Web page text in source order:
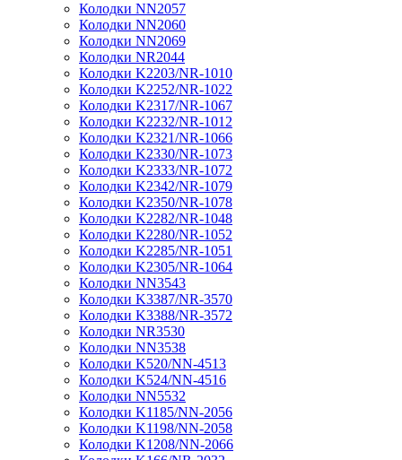
Колодки NN2057
Колодки NN2060
Колодки NN2069
Колодки NR2044
Колодки K2203/NR-1010
Колодки K2252/NR-1022
Колодки K2317/NR-1067
Колодки K2232/NR-1012
Колодки K2321/NR-1066
Колодки K2330/NR-1073
Колодки K2333/NR-1072
Колодки K2342/NR-1079
Колодки K2350/NR-1078
Колодки K2282/NR-1048
Колодки K2280/NR-1052
Колодки K2285/NR-1051
Колодки K2305/NR-1064
Колодки NN3543
Колодки K3387/NR-3570
Колодки K3388/NR-3572
Колодки NR3530
Колодки NN3538
Колодки K520/NN-4513
Колодки K524/NN-4516
Колодки NN5532
Колодки K1185/NN-2056
Колодки K1198/NN-2058
Колодки K1208/NN-2066